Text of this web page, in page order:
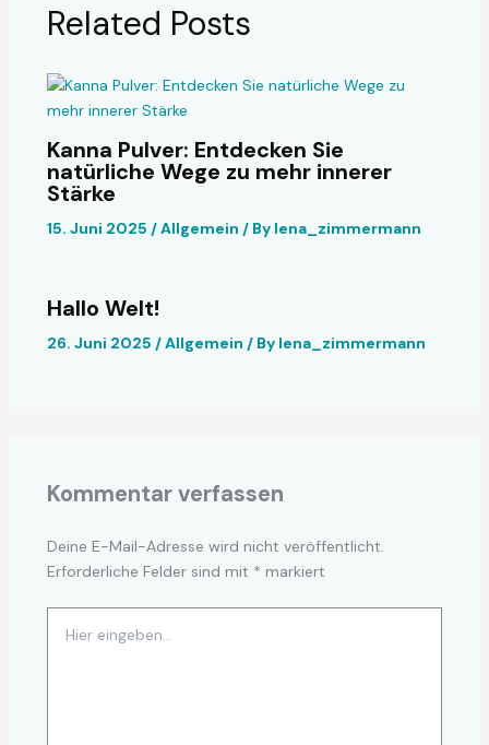
Related Posts
Kanna Pulver: Entdecken Sie
natürliche Wege zu mehr innerer
Stärke
15. Juni 2025 /Allgemein / By lena_zimmermann
Hallo Welt!
26. Juni 2025 /Allgemein / By lena_zimmermann
Kommentar verfassen
Deine E-Mail-Adresse wird nicht veröffentlicht.
Erforderliche Felder sind mit * markiert
eingeben…